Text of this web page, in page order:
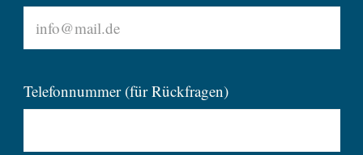
Telefonnummer (für Rückfragen)